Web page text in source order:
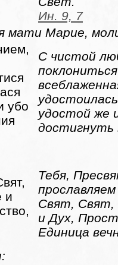
Ин. 9, 7
мати Марие,
убо
С чистой
удостой же
достигнуть
и
Тебя,
Свят,
и Дух,
Единица